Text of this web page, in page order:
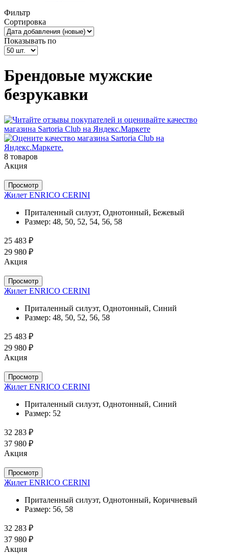
Фильтр
Сортировка
Показывать по
Брендовые мужские
безрукавки
8 товаров
Акция
Просмотр
Жилет ENRICO CERINI
Приталенный силуэт, Однотонный, Бежевый
Размер: 48, 50, 52, 54, 56, 58
25 483 ₽
29 980 ₽
Акция
Просмотр
Жилет ENRICO CERINI
Приталенный силуэт, Однотонный, Синий
Размер: 48, 50, 52, 56, 58
25 483 ₽
29 980 ₽
Акция
Просмотр
Жилет ENRICO CERINI
Приталенный силуэт, Однотонный, Синий
Размер: 52
32 283 ₽
37 980 ₽
Акция
Просмотр
Жилет ENRICO CERINI
Приталенный силуэт, Однотонный, Коричневый
Размер: 56, 58
32 283 ₽
37 980 ₽
Акция